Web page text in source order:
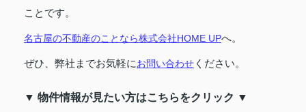
ことです。
名古屋の不動産のことなら株式会社HOME UPへ。
ぜひ、弊社までお気軽にお問い合わせ ください。
▼ 物件情報が見たい方はこちらをクリック ▼